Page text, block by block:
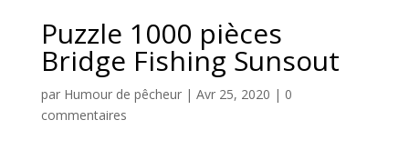
Puzzle 1000 pièces
Bridge Fishing Sunsout
par Humour de pêcheur| Avr 25, 2020 | 0
commentaires